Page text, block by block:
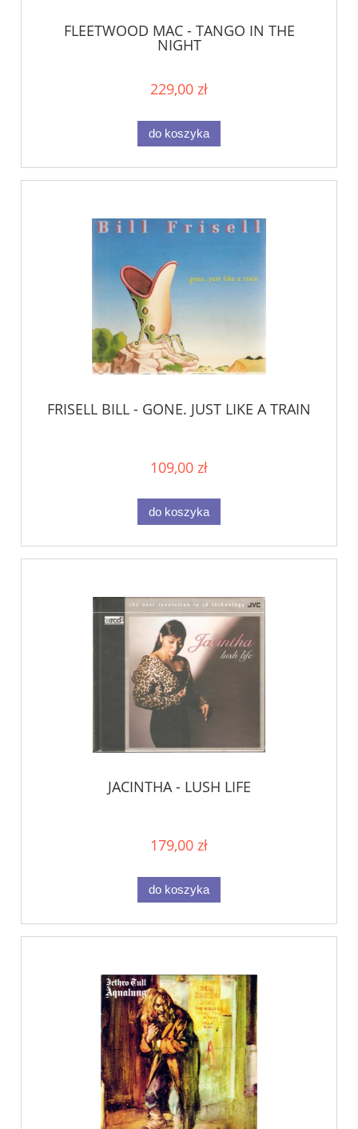
FLEETWOOD MAC - TANGO IN THE
NIGHT
229,00 zł
do koszyka
FRISELL BILL - GONE. JUST LIKE A TRAIN
109,00 zł
do koszyka
JACINTHA - LUSH LIFE
179,00 zł
do koszyka